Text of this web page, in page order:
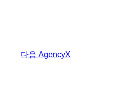
다음 AgencyX